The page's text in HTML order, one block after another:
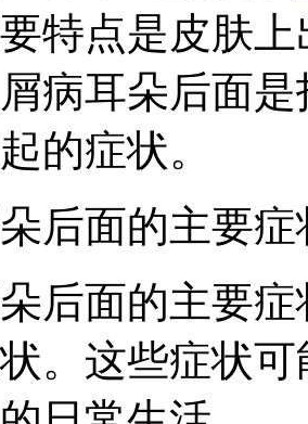
特点是皮肤
病耳朵后面
的症状。
后面的主要症
后面的主要
。这些症状